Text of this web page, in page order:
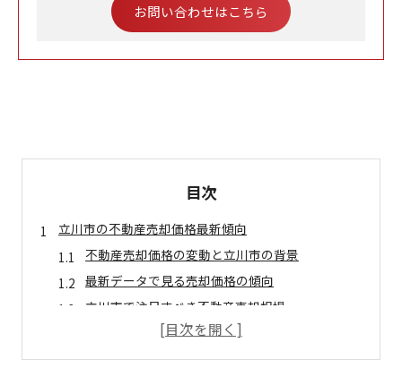
お問い合わせはこちら
目次
立川市の不動産売却価格最新傾向
不動産売却価格の変動と立川市の背景
最新データで見る売却価格の傾向
立川市で注目すべき不動産売却相場
売却価格動向から見たタイミングの重要性
不動産売却の価格推移と立川市の特徴